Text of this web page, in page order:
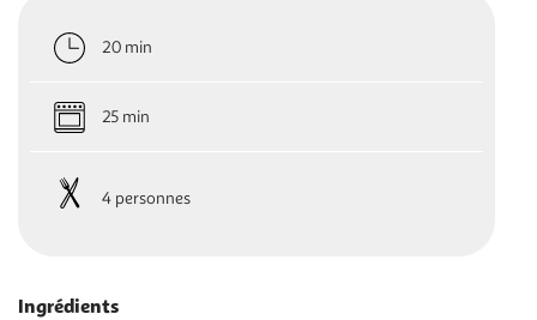
20 min
25 min
4 personnes
Ingrédients